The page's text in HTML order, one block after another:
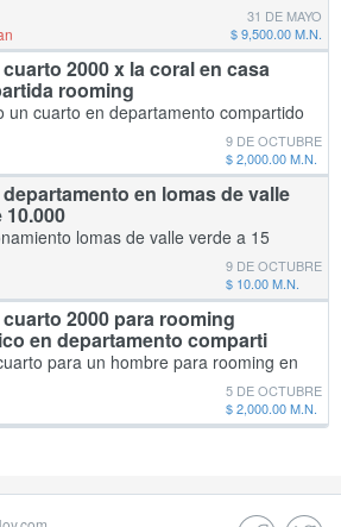
BUENAVENTURA.
INFORMACIÓN AL WHATSAPP
nota: no mascotas
31 DE MAYO
$ 9,500.00 M.N.
2000 x la coral en casa
rooming
un cuarto en departamento compartido
1500 deposito es en ensenada9 DE OCTUBRE
$ 2,000.00 M.N.
en lomas de valle
lomas de valle verde a 15
del centro cuenta con cuarto de lavar
sala cocina y estacionamiento es
deposito 10.000
9 DE OCTUBRE
$ 10.00 M.N.
2000 para rooming
en departamento comparti
para un hombre para rooming en
compartido x la coral zona
maestros es ensenada 2000
5 DE OCTUBRE
$ 2,000.00 M.N.